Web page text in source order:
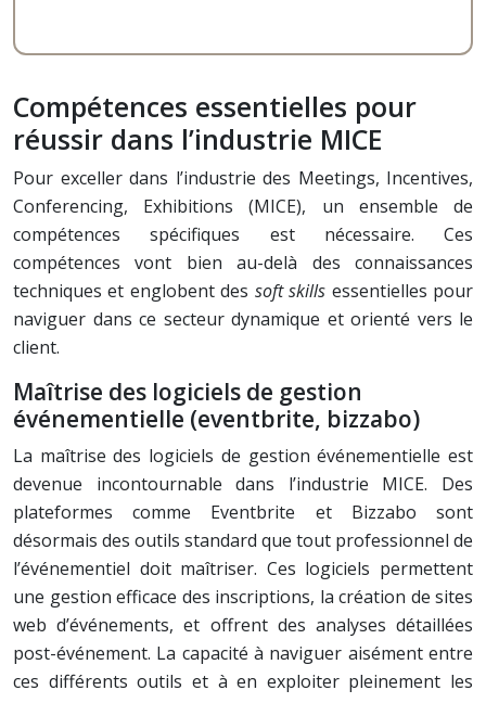
Compétences essentielles pour
réussir dans l’industrie MICE
Pour exceller dans l’industrie des Meetings, Incentives,
Conferencing, Exhibitions (MICE), un ensemble de
compétences spécifiques est nécessaire. Ces
compétences vont bien au-delà des connaissances
techniques et englobent des soft skills essentielles pour
naviguer dans ce secteur dynamique et orienté vers le
client.
Maîtrise des logiciels de gestion
événementielle (eventbrite, bizzabo)
La maîtrise des logiciels de gestion événementielle est
devenue incontournable dans l’industrie MICE. Des
plateformes comme Eventbrite et Bizzabo sont
désormais des outils standard que tout professionnel de
l’événementiel doit maîtriser. Ces logiciels permettent
une gestion efficace des inscriptions, la création de sites
web d’événements, et offrent des analyses détaillées
post-événement. La capacité à naviguer aisément entre
ces différents outils et à en exploiter pleinement les